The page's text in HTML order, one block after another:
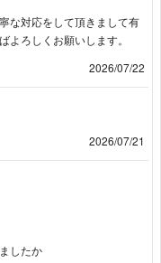
な対応をして頂きまして有
よろしくお願いします。
2026/07/22
2026/07/21
したか